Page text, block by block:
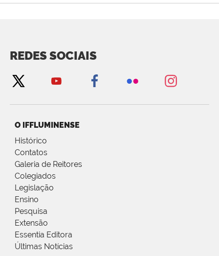
REDES SOCIAIS
O IFFLUMINENSE
Histórico
Contatos
Galeria de Reitores
Colegiados
Legislação
Ensino
Pesquisa
Extensão
Essentia Editora
Últimas Notícias